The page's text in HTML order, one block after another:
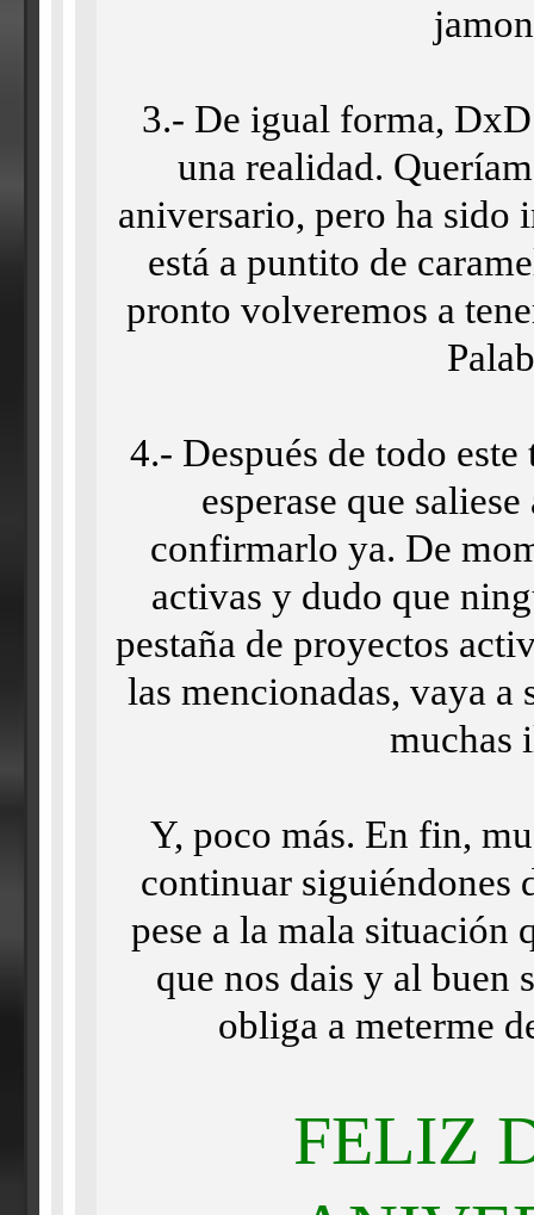
3.- De igual forma,
una realidad.
aniversario, pero ha sido
está a puntito de
pronto volveremos a
4.- Después de todo
esperase que
confirmarlo ya. De
activas y dudo que
pestaña de proyectos
las mencionadas, vaya a
muchas
Y, poco más. En fin,
continuar siguiéndones
pese a la mala situación
que nos dais y al buen
obliga a meterme
FELIZ